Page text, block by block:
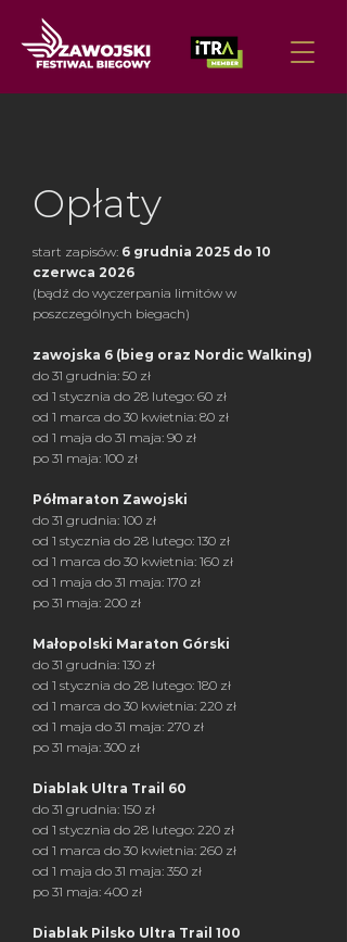
Opłaty
start zapisów: 6 grudnia 2025 do 10
czerwca 2026
(bądź do wyczerpania limitów w
poszczególnych biegach)
zawojska 6 (bieg oraz Nordic Walking)
do 31 grudnia: 50 zł
od 1 stycznia do 28 lutego: 60 zł
od 1 marca do 30 kwietnia: 80 zł
od 1 maja do 31 maja: 90 zł
po 31 maja: 100 zł
Półmaraton Zawojski
do 31 grudnia: 100 zł
od 1 stycznia do 28 lutego: 130 zł
od 1 marca do 30 kwietnia: 160 zł
od 1 maja do 31 maja: 170 zł
po 31 maja: 200 zł
Małopolski Maraton Górski
do 31 grudnia: 130 zł
od 1 stycznia do 28 lutego: 180 zł
od 1 marca do 30 kwietnia: 220 zł
od 1 maja do 31 maja: 270 zł
po 31 maja: 300 zł
Diablak Ultra Trail 60
do 31 grudnia: 150 zł
od 1 stycznia do 28 lutego: 220 zł
od 1 marca do 30 kwietnia: 260 zł
od 1 maja do 31 maja: 350 zł
po 31 maja: 400 zł
Diablak Pilsko Ultra Trail 100